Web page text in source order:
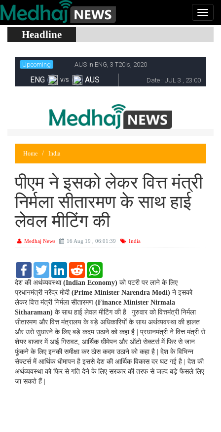
Headline
Home India
पीएम ने इसको लेकर वित्त मंत्री
निर्मला सीतारमण के साथ हाई
लेवल मीटिंग की
Medhaj News 16 Aug 19 , 06:01:39 India
F
c
e
b
o
o
k
T
i
t
t
e
r
L
n
k
e
d
I
n
R
d
d
t
a
t
A
p
p
देश की अर्थव्यवस्था (Indian Economy) को पटरी पर लाने के लिए
प्रधानमंत्री नरेंद्र मोदी (Prime Minister Narendra Modi) ने इसको
लेकर वित्त मंत्री निर्मला सीतारमण (Finance Minister Nirmala
Sitharaman) के साथ हाई लेवल मीटिंग की है | गुरुवार को वित्तमंत्री निर्मला
सीतारमण और वित्त मंत्रालय के बड़े अधिकारियों के साथ अर्थव्यवस्था की हालत
और उसे सुधारने के लिए बड़े कदम उठाने को कहा है | प्रधानमंत्री ने वित्त मंत्री से
शेयर बाजार में आई गिरावट, आर्थिक धीमेपन और ऑटो सेक्टर्स में फिर से जान
फूंकने के लिए इनकी समीक्षा कर ठोस कदम उठाने को कहा है | देश के विभिन्न
सेक्टर्स में आर्थिक धीमापन है इससे देश की आर्थिक विकास दर घट गई है | देश की
अर्थव्यवस्था को फिर से गति देने के लिए सरकार की तरफ से जल्द बड़े फैसले लिए
जा सकते हैं |